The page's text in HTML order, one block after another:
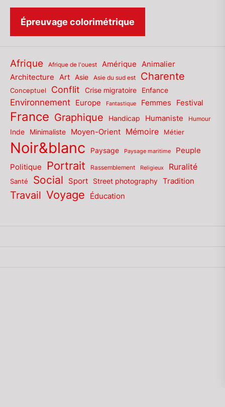
Épreuvage colorimétrique
Afrique Afrique de l'ouest Amérique Animalier
Architecture
Art Asie Asie du sud est Charente
Conceptuel Conflit Crise migratoire Enfance
Environnement Europe Fantastique Femmes Festival
France Graphique Handicap Humaniste Humour
Inde Minimaliste Moyen-Orient Mémoire Métier
Noir&blanc Paysage Paysage maritime Peuple
Politique Portrait Rassemblement Religieux Ruralité
Santé Social Sport Street photography Tradition
Travail Voyage Éducation